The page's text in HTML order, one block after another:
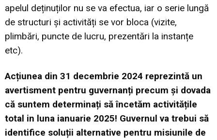
apelul deținuților nu se va efectua, iar o serie lungă
de structuri și activități se vor bloca (vizite,
plimbări, puncte de lucru, prezentări la instanțe
etc).
Acțiunea din 31 decembrie 2024 reprezintă un
avertisment pentru guvernanți precum și dovada
că suntem determinați să încetăm activitățile
total in luna ianuarie 2025! Guvernul va trebui să
identifice soluții alternative pentru misiunile de